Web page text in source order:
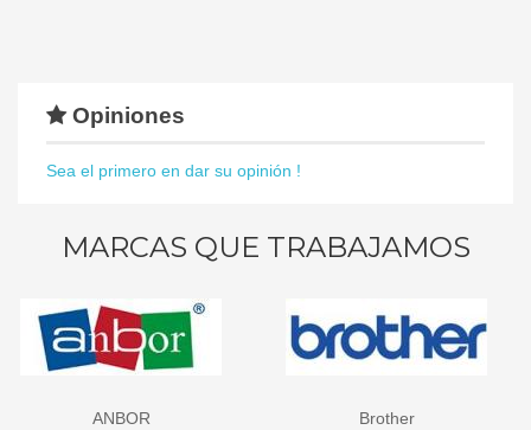
Opiniones
Sea el primero en dar su opinión !
MARCAS QUE TRABAJAMOS
Brother Canon